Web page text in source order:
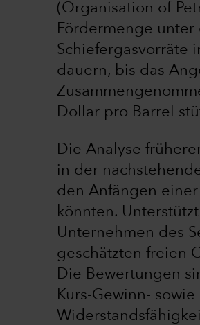
(Organisation of
Fördermenge
Schiefergasvorräte
dauern, bis das
Dollar pro Barrel
Die Analyse
in der
den Anfängen
könnten.
Unternehmen des
geschätzten freien
Die Bewertungen
Kurs-Gewinn-